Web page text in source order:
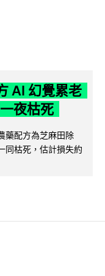
AI 幻覺累老
夜枯死
藥配方為芝麻田除
同枯死，估計損失約